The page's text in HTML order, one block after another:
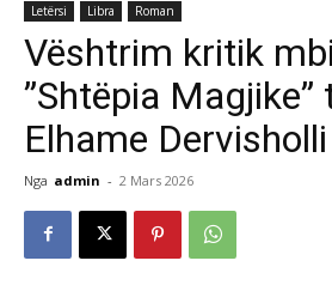
Letërsi Libra Roman
Vështrim kritik
”Shtëpia Magjike”
Elhame
Nga admin - 2 Mars 2026